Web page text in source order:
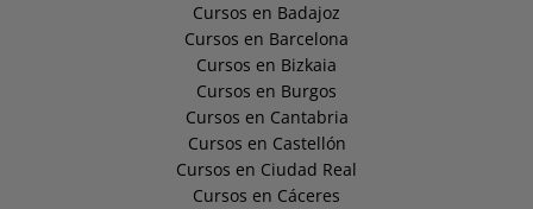
Cursos en Badajoz
Cursos en Barcelona
Cursos en Bizkaia
Cursos en Burgos
Cursos en Cantabria
Cursos en Castellón
Cursos en Ciudad Real
Cursos en Cáceres